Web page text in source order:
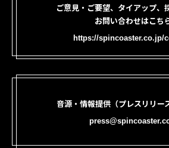
ご意見・ご要望、タイアップ、
お問い合わせはこち
https://spincoaster.co.jp/
音源・情報提供（プレスリリー